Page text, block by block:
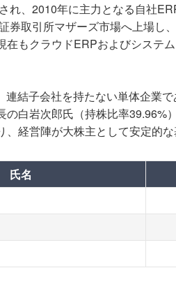
れ、2010年に主力となる自社
券取引所マザーズ市場へ上場し
在もクラウドERPおよびシステ
連結子会社を持たない単体企業
の白岩次郎氏（持株比率39.96%
経営陣が大株主として安定的な
氏名